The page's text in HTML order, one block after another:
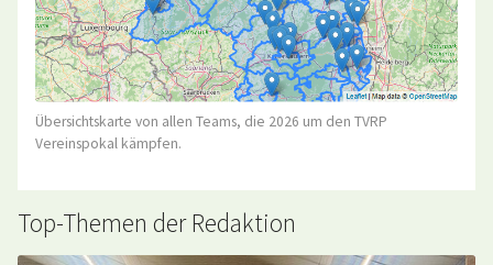
Übersichtskarte von allen Teams, die 2026 um den TVRP
Vereinspokal kämpfen.
Top-Themen der Redaktion